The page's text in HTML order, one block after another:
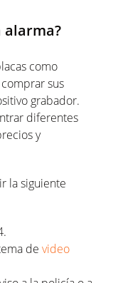
alarma?
como
sus
grabador.
diferentes
y
la siguiente
de video